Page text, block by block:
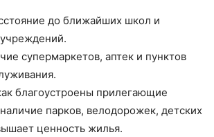
до ближайших школ и
супермаркетов, аптек и пунктов
благоустроены прилегающие
парков, велодорожек, детских
ценность жилья.